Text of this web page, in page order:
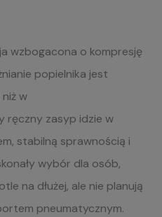
wzbogacona o kompresję
popielnika jest
w
ręczny zasyp idzie w
stabilną sprawnością i
wybór dla osób,
na dłużej, ale nie planują
pneumatycznym.